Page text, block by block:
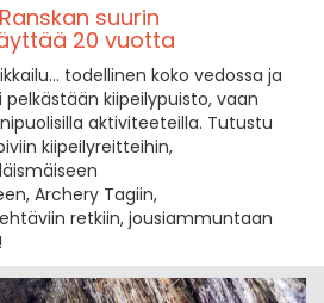
suurin
20 vuotta
todellinen koko vedossa ja
kiipeilypuisto, vaan
aktiviteeteilla. Tutustu
kiipeilyreitteihin,
Archery Tagiin,
retkiin, jousiammuntaan